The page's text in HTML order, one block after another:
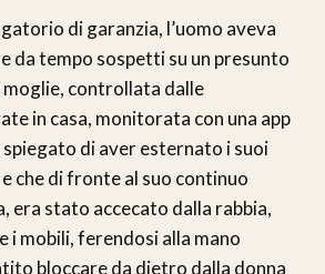
di garanzia, l’uomo aveva
da tempo sospetti su un presunto
controllata dalle
in casa, monitorata con una app
di aver esternato i suoi
che di fronte al suo continuo
era stato accecato dalla rabbia,
i mobili, ferendosi alla mano
bloccare da dietro dalla donna